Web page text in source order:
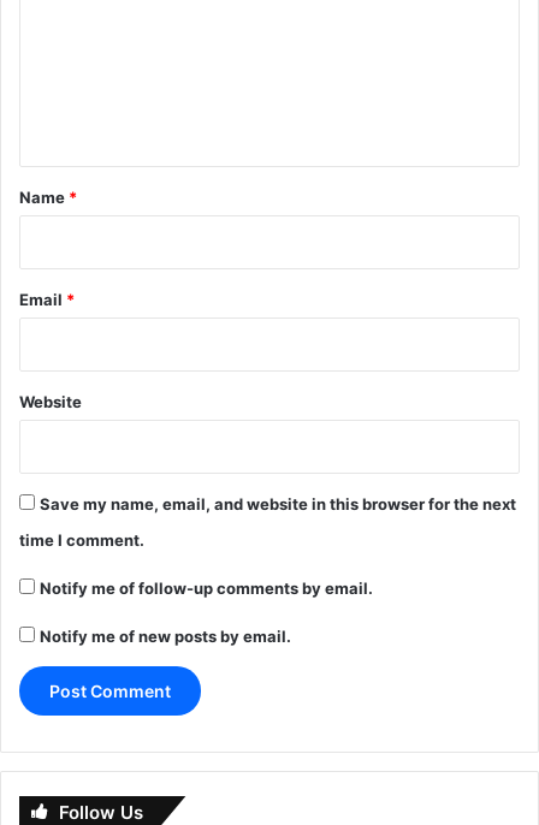
*
Name *
Email *
Website
Save my name, email, and website in this browser for the next
time I comment.
Notify me of follow-up comments by email.
Notify me of new posts by email.
Follow Us